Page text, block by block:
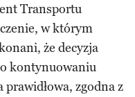
Transportu
w którym
że decyzja
kontynuowaniu
zgodna z